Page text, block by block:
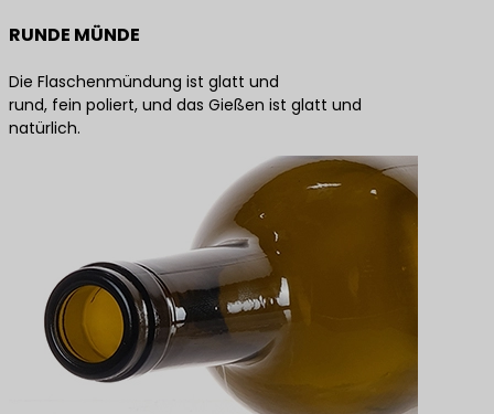
RUNDE MÜNDE
Die Flaschenmündung ist glatt und
rund, fein poliert, und das Gießen ist glatt und
natürlich.